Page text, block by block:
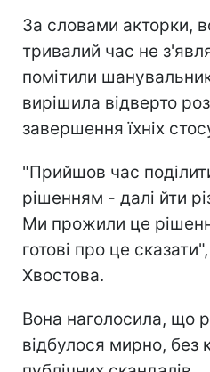
За словами акторки,
тривалий час не
помітили
вирішила відверто
завершення їхніх
"Прийшов час
рішенням - далі йти
Ми прожили це
готові про це
Хвостова.
Вона наголосила, що
відбулося мирно, без